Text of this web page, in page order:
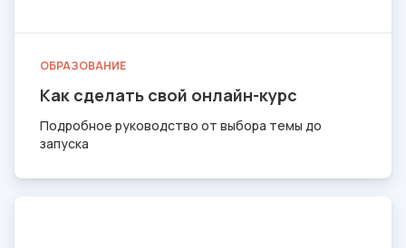
ОБРАЗОВАНИЕ
Как сделать свой онлайн-курс
Подробное руководство от выбора темы до
запуска